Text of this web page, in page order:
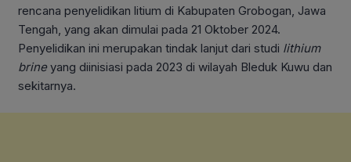
rencana penyelidikan litium di Kabupaten Grobogan, Jawa
Tengah, yang akan dimulai pada 21 Oktober 2024.
Penyelidikan ini merupakan tindak lanjut dari studi lithium
brineyang diinisiasi pada 2023 di wilayah Bleduk Kuwu dan
sekitarnya.